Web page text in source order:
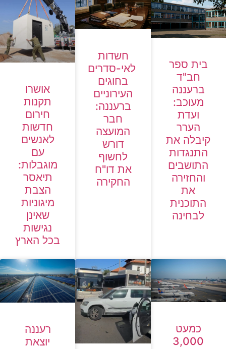
בית ספר
חב"ד
ברעננה
מעוכב:
ועדת
הערר
קיבלה את
התנגדות
התושבים
והחזירה
את
התוכנית
לבחינה
חשדות
לאי-סדרים
בחוגים
העירוניים
ברעננה:
חבר
המועצה
דורש
לחשוף
את דו"ח
החקירה
אושרו
תקנות
חירום
חדשות
לאנשים
עם
מוגבלות:
תיאסר
הצבת
מיגוניות
שאינן
נגישות
בכל הארץ
כמעט
3,000
רעננה
יוצאת